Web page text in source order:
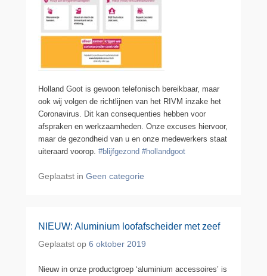
Holland Goot is gewoon telefonisch bereikbaar, maar
ook wij volgen de richtlijnen van het RIVM inzake het
Coronavirus. Dit kan consequenties hebben voor
afspraken en werkzaamheden. Onze excuses hiervoor,
maar de gezondheid van u en onze medewerkers staat
uiteraard voorop. #blijfgezond #hollandgoot
Geplaatst in Geen categorie
NIEUW: Aluminium loofafscheider met zeef
Geplaatst op 6 oktober 2019
Nieuw in onze productgroep ‘aluminium accessoires’ is